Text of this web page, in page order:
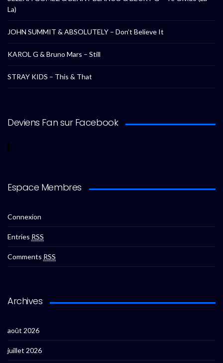
La)
JOHN SUMMIT & ABSOLUTELY – Don’t Believe It
KAROL G & Bruno Mars – Still
STRAY KIDS – This & That
Deviens Fan sur Facebook
Espace Membres
Connexion
Entries RSS
Comments RSS
Archives
août 2026
juillet 2026